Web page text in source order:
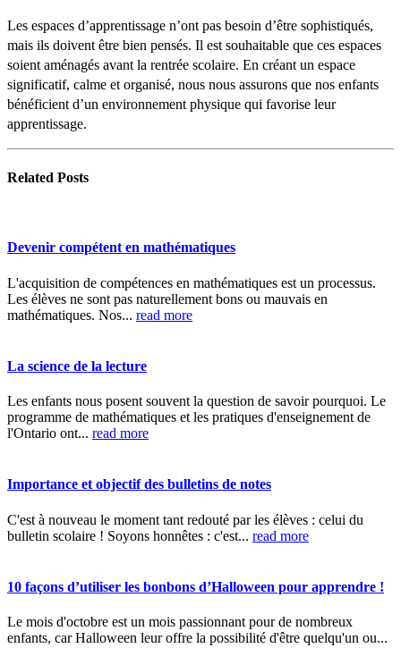
Les espaces d’apprentissage n’ont pas besoin d’être sophistiqués,
mais ils doivent être bien pensés. Il est souhaitable que ces espaces
soient aménagés avant la rentrée scolaire. En créant un espace
significatif, calme et organisé, nous nous assurons que nos enfants
bénéficient d’un environnement physique qui favorise leur
apprentissage.
Related Posts
Devenir compétent en mathématiques
L'acquisition de compétences en mathématiques est un processus.
Les élèves ne sont pas naturellement bons ou mauvais en
mathématiques. Nos... read more
La science de la lecture
Les enfants nous posent souvent la question de savoir pourquoi. Le
programme de mathématiques et les pratiques d'enseignement de
l'Ontario ont... read more
Importance et objectif des bulletins de notes
C'est à nouveau le moment tant redouté par les élèves : celui du
bulletin scolaire ! Soyons honnêtes : c'est... read more
10 façons d’utiliser les bonbons d’Halloween pour apprendre !
Le mois d'octobre est un mois passionnant pour de nombreux
enfants, car Halloween leur offre la possibilité d'être quelqu'un ou...